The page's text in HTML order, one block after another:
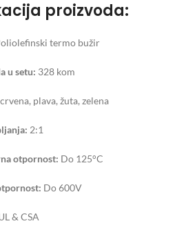
proizvoda:
termo bužir
u setu: 328 kom
plava, žuta, zelena
2:1
otpornost: Do 125°C
Do 600V
& CSA